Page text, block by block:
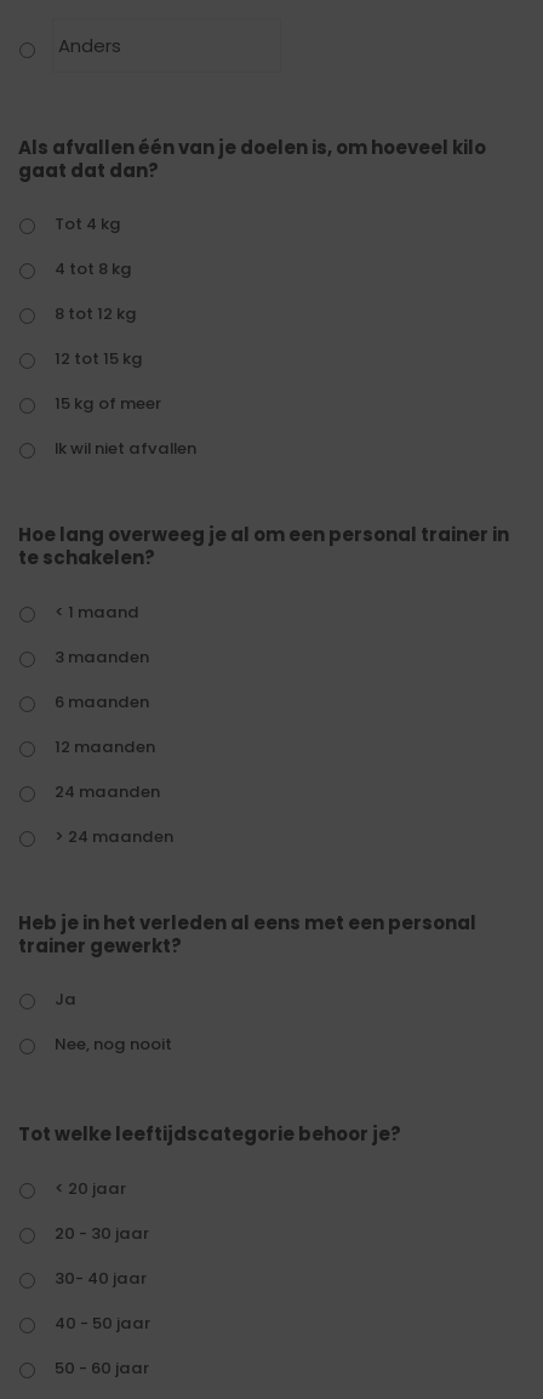
Als afvallen één van je doelen is, om hoeveel kilo
gaat dat dan?
Tot 4 kg
4 tot 8 kg
8 tot 12 kg
12 tot 15 kg
15 kg of meer
Ik wil niet afvallen
Hoe lang overweeg je al om een personal trainer in
te schakelen?
< 1 maand
3 maanden
6 maanden
12 maanden
24 maanden
> 24 maanden
Heb je in het verleden al eens met een personal
trainer gewerkt?
Ja
Nee, nog nooit
Tot welke leeftijdscategorie behoor je?
< 20 jaar
20 - 30 jaar
30- 40 jaar
40 - 50 jaar
50 - 60 jaar